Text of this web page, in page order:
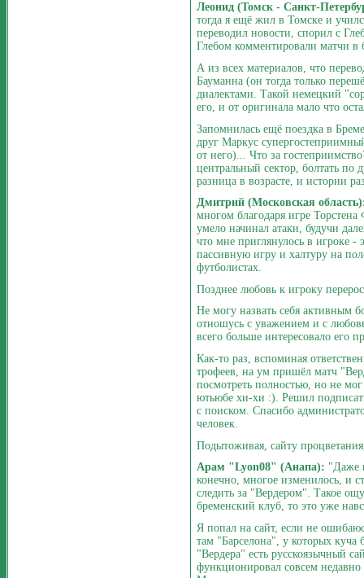
Леонид (Томск - Санкт-
тогда я ещё жил в Томске и
переводил новости, спорил с
Глебом комментировали матчи в
А из всех материалов, что
Бауманна (он тогда только
диалектами. Такой немецкий
его, и от оригинала мало что
Запомнилась ещё поездка в
друг Маркус
от него)... Что за
центральный сектор, болтать
разница в возрасте, и истории
Дмитрий (Московская
многом благодаря игре
умело начинал атаки, будучи
что мне приглянулось в игроке -
пассивную игру и халтуру на
футболистах.
Позднее любовь к игроку
Не могу назвать себя активным
отношусь с уважением и с
всего больше интересовало его
Как-то раз, вспоминая
трофеев, на ум пришёл матч
посмотреть полностью, но не
ютьюбе хи-хи :). Решил
с поиском. Спасибо
человек.
Подытоживая, сайту
Арам "Lyon08" (Анапа): "Даже
конечно, многое изменилось, и
следить за "Вердером". Такое
бременский клуб, то это уже
Я попал на сайт, если не
там "Барселона", у которых куча
"Вердера" есть русскоязычный
функционировал совсем